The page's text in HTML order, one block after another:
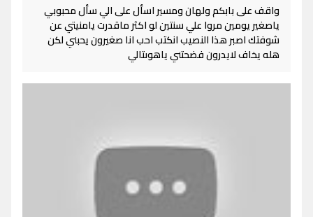
واقف على بابكم ولهان ومسير اسأل على الي سأل محبوبي
ياصغير يومين مروا علي سنتين لو اكثر ماقدرت يامنيتي عن
شوفتك اصبر هذا النصيب انكتب احب انا صغيرون يحبني لكن
هله يخاف لايدرون فضحتني ياهوىتالي